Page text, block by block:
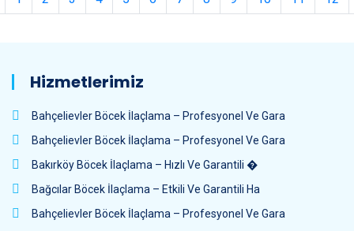
Hizmetlerimiz
Bahçelievler Böcek İlaçlama – Profesyonel Ve Gara
Bahçelievler Böcek İlaçlama – Profesyonel Ve Gara
Bakırköy Böcek İlaçlama – Hızlı Ve Garantili �
Bağcılar Böcek İlaçlama – Etkili Ve Garantili Ha
Bahçelievler Böcek İlaçlama – Profesyonel Ve Gara